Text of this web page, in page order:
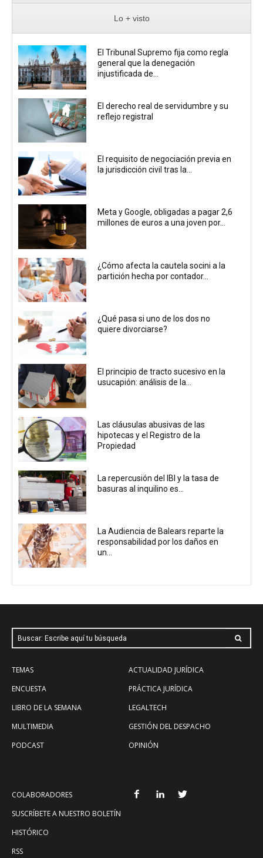
Lo + visto
El Tribunal Supremo fija como regla
general que la denegación
injustificada de...
El derecho real de servidumbre y su
reflejo registral
El requisito de negociación previa en
la jurisdicción civil tras la...
Meta y Google, obligadas a pagar 2,6
millones de euros a una joven por...
¿Cómo afecta la cautela socini a la
partición hecha por contador...
¿Qué pasa si uno de los dos no
quiere divorciarse?
El principio de tracto sucesivo en la
usucapión: análisis de la...
Las cláusulas abusivas de las
hipotecas y el Registro de la
Propiedad
La repercusión del IBI y la tasa de
basuras al inquilino es...
La Audiencia de Balears reparte la
responsabilidad por los daños en
un...
Buscar: Escribe aquí tu búsqueda
TEMAS
ENCUESTA
LIBRO DE LA SEMANA
MULTIMEDIA
PODCAST
ACTUALIDAD JURÍDICA
PRÁCTICA JURÍDICA
LEGALTECH
GESTIÓN DEL DESPACHO
OPINIÓN
COLABORADORES
SUSCRÍBETE A NUESTRO BOLETÍN
HISTÓRICO
RSS